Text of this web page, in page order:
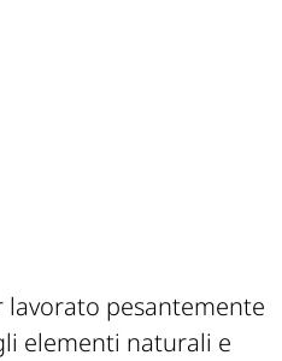
pesantemente
elementi naturali e